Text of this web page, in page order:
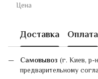
Цена
Доставка Оплата
Самовывоз (г. Киев, р-
предварительному